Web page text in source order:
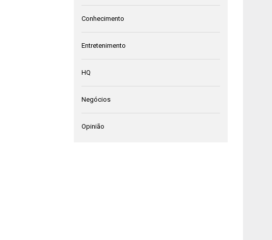
Conhecimento
Entretenimento
HQ
Negócios
Opinião